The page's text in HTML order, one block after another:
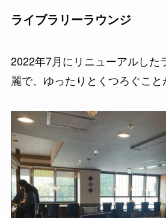
ライブラリーラウンジ
2022年7月にリニューアルした
麗で、ゆったりとくつろぐこと